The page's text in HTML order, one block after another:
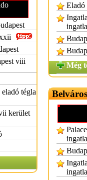
viii
tégla
kerület
Eladó
Még